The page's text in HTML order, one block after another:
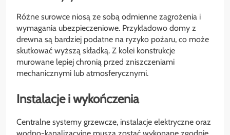
Różne surowce niosą ze sobą odmienne zagrożenia i
wymagania ubezpieczeniowe. Przykładowo domy z
drewna są bardziej podatne na ryzyko pożaru, co może
skutkować wyższą składką. Z kolei konstrukcje
murowane lepiej chronią przed zniszczeniami
mechanicznymi lub atmosferycznymi.
Instalacje i wykończenia
Centralne systemy grzewcze, instalacje elektryczne oraz